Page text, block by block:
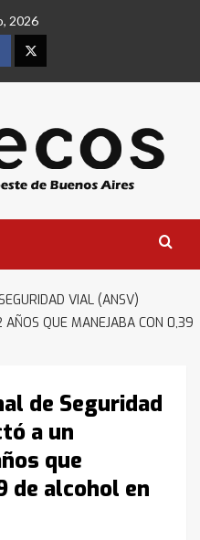
2026
Twitter
VIAL (ANSV)
QUE MANEJABA CON 0,39
de Seguridad
a un
que
de alcohol en